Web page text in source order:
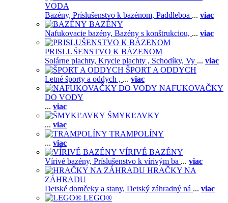
VODA
Bazény, Príslušenstvo k bazénom, Paddleboa ... viac
BAZÉNY
Nafukovacie bazény, Bazény s konštrukciou, ... viac
PRISLUŠENSTVO K BÁZENOM
Solárne plachty, Krycie plachty , Schodíky, Vy ... viac
ŠPORT A ODDYCH
Letné športy a oddych , ... viac
NAFUKOVAČKY
DO VODY
... viac
ŠMYKĽAVKY
... viac
TRAMPOLÍNY
... viac
VÍRIVÉ BAZÉNY
Vírivé bazény, Príslušenstvo k vírivým ba ... viac
HRAČKY NA
ZÁHRADU
Detské domčeky a stany, Detský záhradný ná ... viac
LEGO®